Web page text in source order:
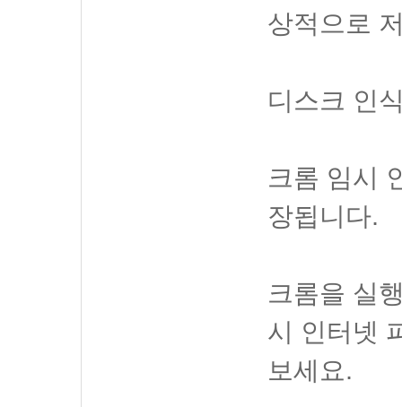
상적으로
디스크 인
크롬 임시
장됩니다.
크롬을 실
시 인터넷
보세요.